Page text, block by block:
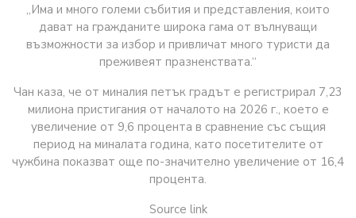
„Има и много големи събития и представления, които
дават на гражданите широка гама от вълнуващи
възможности за избор и привличат много туристи да
преживеят празненствата.“
Чан каза, че от миналия петък градът е регистрирал 7,23
милиона пристигания от началото на 2026 г., което е
увеличение от 9,6 процента в сравнение със същия
период на миналата година, като посетителите от
чужбина показват още по-значително увеличение от 16,4
процента.
Source link